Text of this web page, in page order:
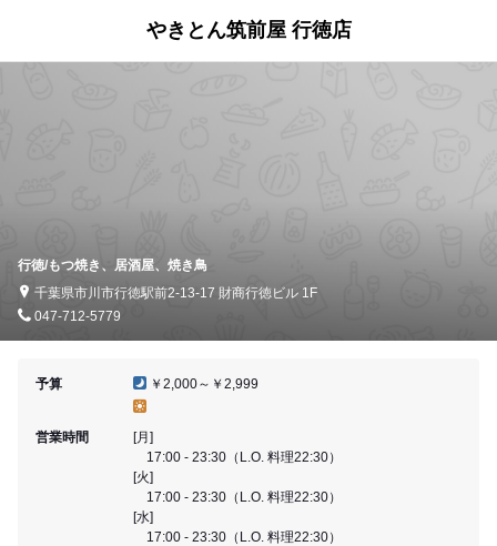
やきとん筑前屋 行徳店
行徳/もつ焼き、居酒屋、焼き鳥
千葉県市川市行徳駅前2-13-17 財商行徳ビル 1F
047-712-5779
予算 ￥2,000～￥2,999
営業時間
[月]
17:00 - 23:30（L.O. 料理22:30）
[火]
17:00 - 23:30（L.O. 料理22:30）
[水]
17:00 - 23:30（L.O. 料理22:30）